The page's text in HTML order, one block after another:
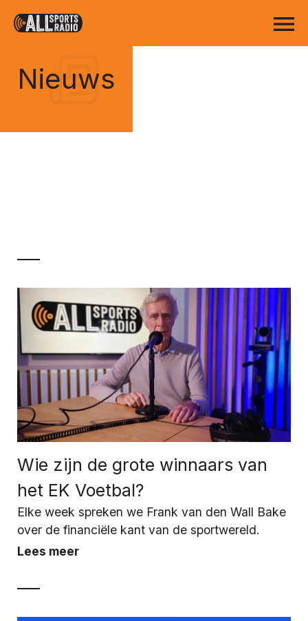
Nieuws
Wie zijn de grote winnaars van
het EK Voetbal?
Elke week spreken we Frank van den Wall Bake
over de financiële kant van de sportwereld.
Lees meer